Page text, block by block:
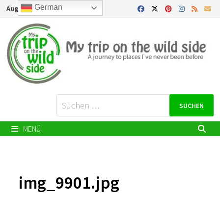
Zurück
Inhalt
August 6, 2026
Suchen
nach:
MENÜ
img_9901.jpg
German